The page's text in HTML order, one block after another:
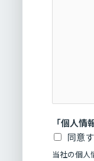
「個人
同意
当社の個人